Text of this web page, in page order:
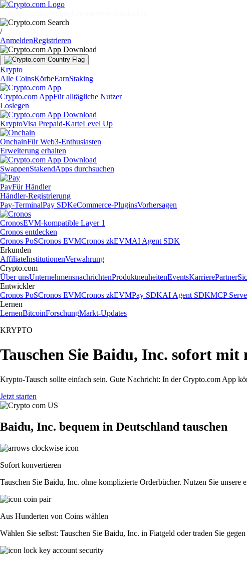
/
AnmeldenRegistrieren
Krypto
Alle CoinsKörbeEarnStaking
Crypto.com AppFür alltägliche Nutzer
Loslegen
KryptoVisa Prepaid-KarteLevel Up
OnchainFür Web3-Enthusiasten
Erweiterung erhalten
SwappenStakendApps durchsuchen
PayFür Händler
Händler-Registrierung
Pay-TerminalPay SDKeCommerce-PluginsVorhersagen
CronosEVM-kompatible Layer 1
Cronos entdecken
Cronos PoSCronos EVMCronos zkEVMAI Agent SDK
Erkunden
AffiliateInstitutionenVerwahrung
Crypto.com
Über unsUnternehmensnachrichtenProduktneuheitenEventsKarrierePartner
Entwickler
Cronos PoSCronos EVMCronos zkEVMPay SDKAI Agent SDKMCP
Lernen
LernenBitcoinForschungMarkt-Updates
KRYPTO
Tauschen Sie Baidu, Inc. sofort
Krypto-Tausch sollte einfach sein. Gute Nachricht: In der Crypto.com App
Jetzt starten
Baidu, Inc. bequem in Deutschland tauschen
Sofort konvertieren
Tauschen Sie Baidu, Inc. ohne komplizierte Orderbücher. Nutzen Sie
Aus Hunderten von Coins wählen
Wählen Sie selbst: Tauschen Sie Baidu, Inc. in Fiatgeld oder traden Sie